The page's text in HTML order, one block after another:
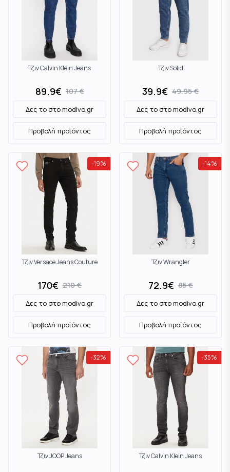
Τζιν Calvin Klein Jeans
89.9€ 107€
Δες το στοmodivo.gr
Προβολή προϊόντος
Τζιν Solid
39.9€ 49.95€
Δες το στοmodivo.gr
Προβολή προϊόντος
-19%
Τζιν Versace Jeans Couture
170€ 210€
Δες το στοmodivo.gr
Προβολή προϊόντος
-14%
Τζιν Wrangler
72.9€ 85€
Δες το στοmodivo.gr
Προβολή προϊόντος
-32%
Τζιν JOOP Jeans
-35%
Τζιν Calvin Klein Jeans